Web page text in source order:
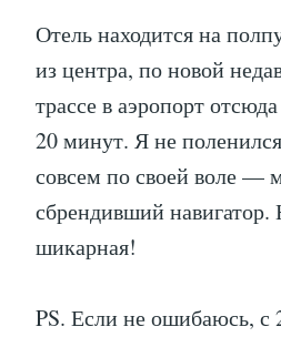
Отель находится на
из центра, по новой
трассе в аэропорт
20 минут. Я не
совсем по своей воле —
сбрендивший навигатор.
шикарная!
PS. Если не ошибаюсь, с